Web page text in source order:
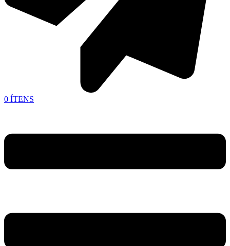
0 ÍTENS